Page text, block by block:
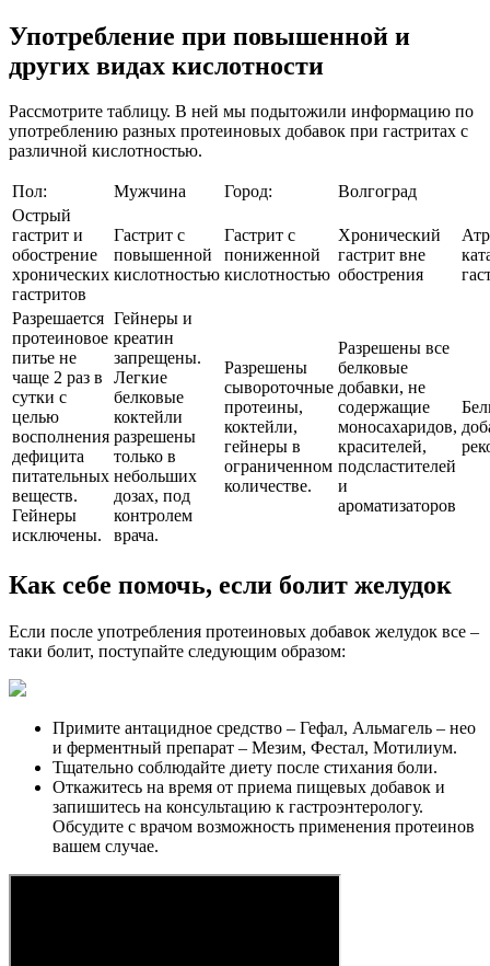
Употребление при повышенной и
других видах кислотности
Рассмотрите таблицу. В ней мы подытожили информацию по
употреблению разных протеиновых добавок при гастритах с
различной кислотностью.
Пол: Мужчина Город:
Волгоград
Острый
гастрит и
обострение
хронических
гастритов
Гастрит с
повышенной
кислотностью
Гастрит с
пониженной
кислотностью
Хронический
гастрит вне
обострения
Разрешается
протеиновое
питье не
чаще 2 раз в
сутки с
целью
восполнения
дефицита
питательных
веществ.
Гейнеры
исключены.
Гейнеры и
креатин
запрещены.
Легкие
белковые
коктейли
разрешены
только в
небольших
дозах, под
контролем
врача.
Разрешены
сывороточные
протеины,
коктейли,
гейнеры в
ограниченном
количестве.
Разрешены все
белковые
добавки, не
содержащие
моносахаридов,
красителей,
подсластителей
и
ароматизаторов
Как себе помочь, если болит желудок
Если после употребления протеиновых добавок желудок все –
таки болит, поступайте следующим образом:
Примите антацидное средство – Гефал, Альмагель – нео
и ферментный препарат – Мезим, Фестал, Мотилиум.
Тщательно соблюдайте диету после стихания боли.
Откажитесь на время от приема пищевых добавок и
запишитесь на консультацию к гастроэнтерологу.
Обсудите с врачом возможность применения протеинов
вашем случае.